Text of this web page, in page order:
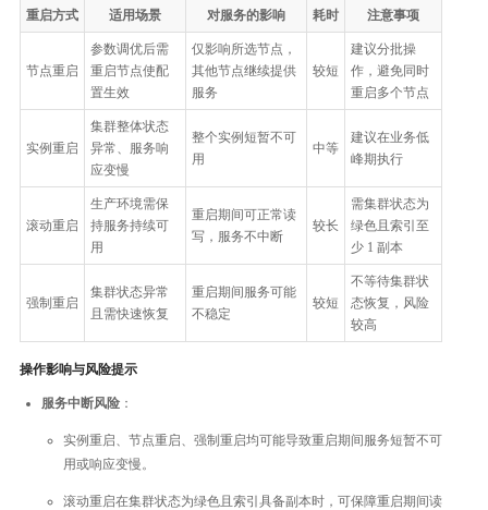
重启方式 适用场景 对服务的影响 耗时 注意事项
节点重启
参数调优后需
重启节点使配
置生效
仅影响所选节点，
其他节点继续提供
服务
较短
建议分批操
作，避免同时
重启多个节点
实例重启
集群整体状态
异常、服务响
应变慢
整个实例短暂不可
用
中等
建议在业务低
峰期执行
滚动重启
生产环境需保
持服务持续可
用
重启期间可正常读
写，服务不中断
较长
需集群状态为
绿色且索引至
少 1 副本
强制重启
集群状态异常
且需快速恢复
重启期间服务可能
不稳定
较短
不等待集群状
态恢复，风险
较高
操作影响与风险提示
服务中断风险 ：
实例重启、节点重启、强制重启均可能导致重启期间服务短暂不可
用或响应变慢。
滚动重启在集群状态为绿色且索引具备副本时，可保障重启期间读